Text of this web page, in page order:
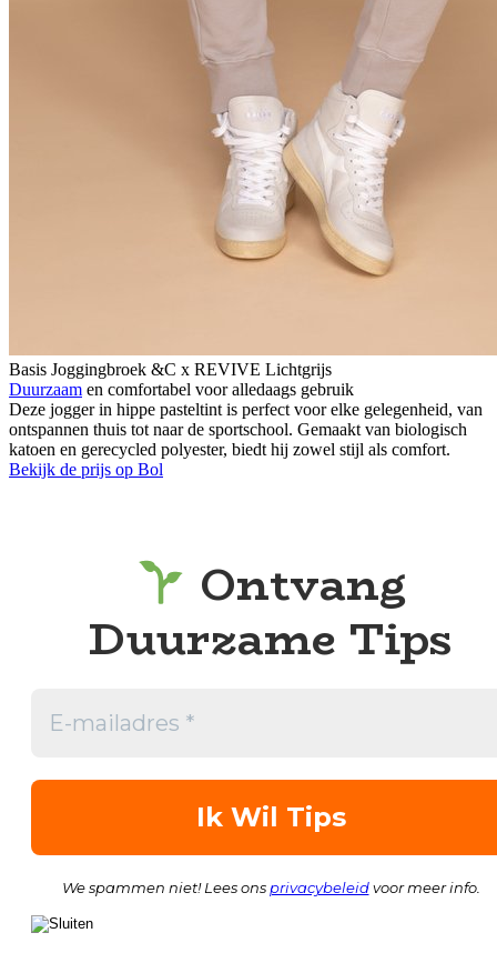
Basis Joggingbroek &C x REVIVE Lichtgrijs
Duurzaam en comfortabel voor alledaags gebruik
Deze jogger in hippe pasteltint is perfect voor elke gelegenheid, van
ontspannen thuis tot naar de sportschool. Gemaakt van biologisch
katoen en gerecycled polyester, biedt hij zowel stijl als comfort.
Bekijk de prijs op Bol
Ontvang
Duurzame Tips
We spammen niet! Lees ons privacybeleidvoor meer info.